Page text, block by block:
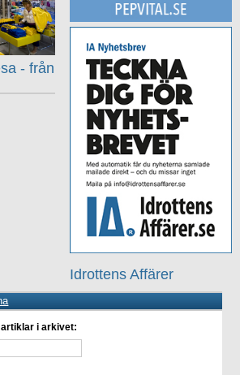
Idrottens Affärer
- från
artiklar i arkivet: